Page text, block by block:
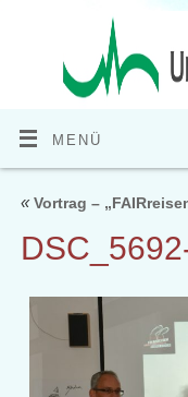
MENÜ
«Vortrag –